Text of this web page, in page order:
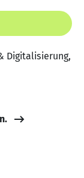
Digitalisierung,